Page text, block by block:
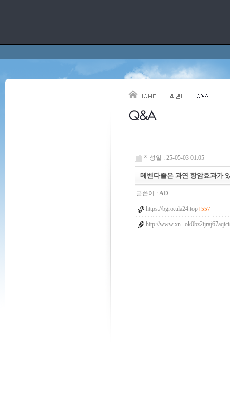
작성일 : 25-05-03 01:05
메벤다졸은 과연 항암효과가
글쓴이 : AD
https://bgro.ula24.top [557]
http://www.xn--